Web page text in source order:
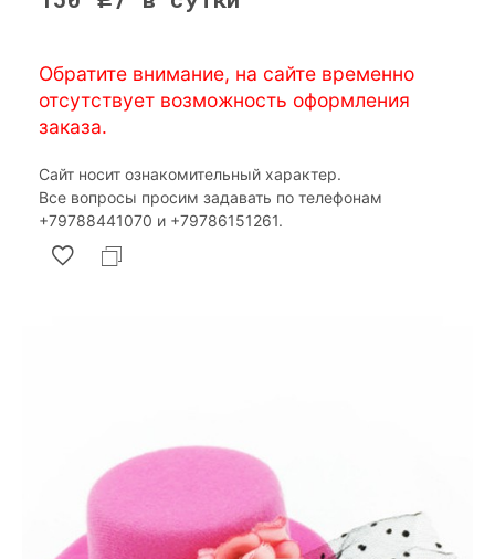
Обратите внимание, на сайте временно
отсутствует возможность оформления
заказа.
Сайт носит ознакомительный характер.
Все вопросы просим задавать по телефонам
‎+79788441070 и ‎+79786151261.